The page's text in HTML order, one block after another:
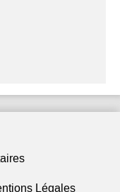
Légales